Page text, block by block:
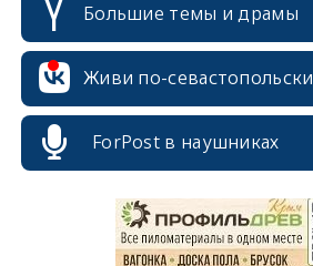
Большие темы и драмы
Живи по-севастопольски
ForPost в наушниках